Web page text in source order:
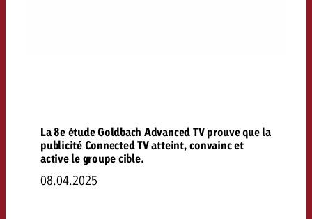
La 8e étude Goldbach Advanced TV prouve que la
publicité Connected TV atteint, convainc et
active le groupe cible.
08.04.2025